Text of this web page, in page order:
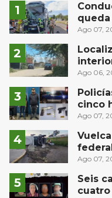
Ago 07,
Ago 06,
cinco
Ago 07,
Ago 07,
Seis